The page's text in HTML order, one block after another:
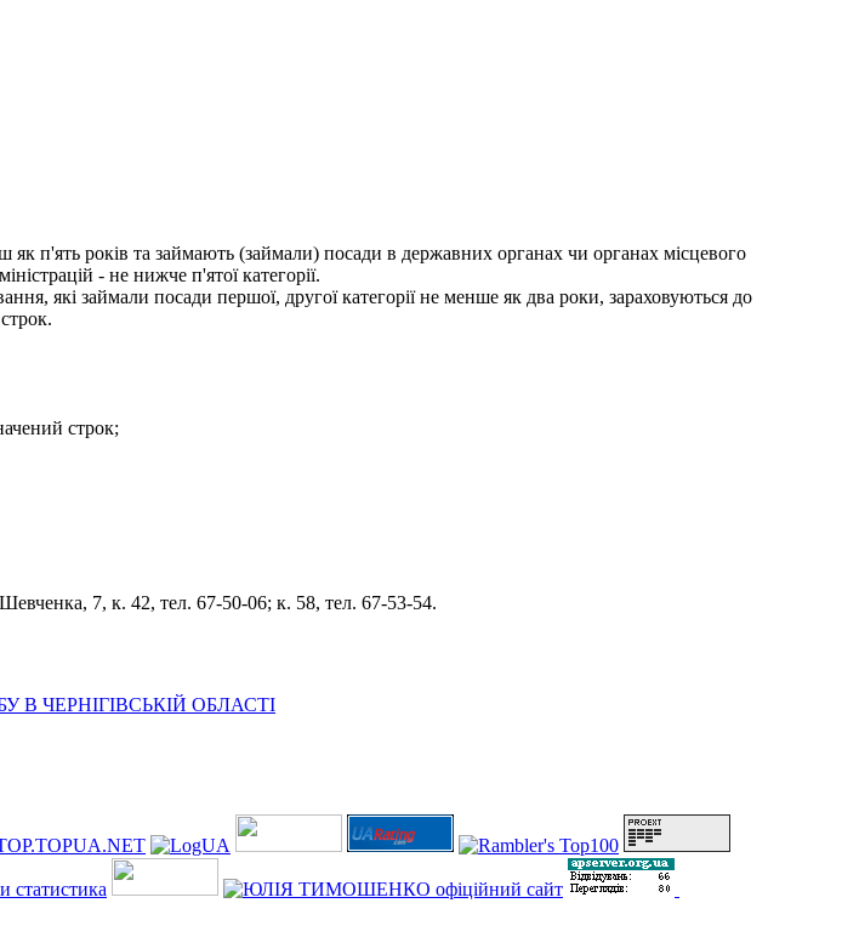
п'ять років та займають (займали) посади в державних органах чи органах місцевого
- не нижче п'ятої категорії.
які займали посади першої, другої категорії не менше як два роки, зараховуються до
строк;
Шевченка, 7, к. 42, тел. 67-50-06; к. 58, тел. 67-53-54.
ЧЕРНІГІВСЬКІЙ ОБЛАСТІ